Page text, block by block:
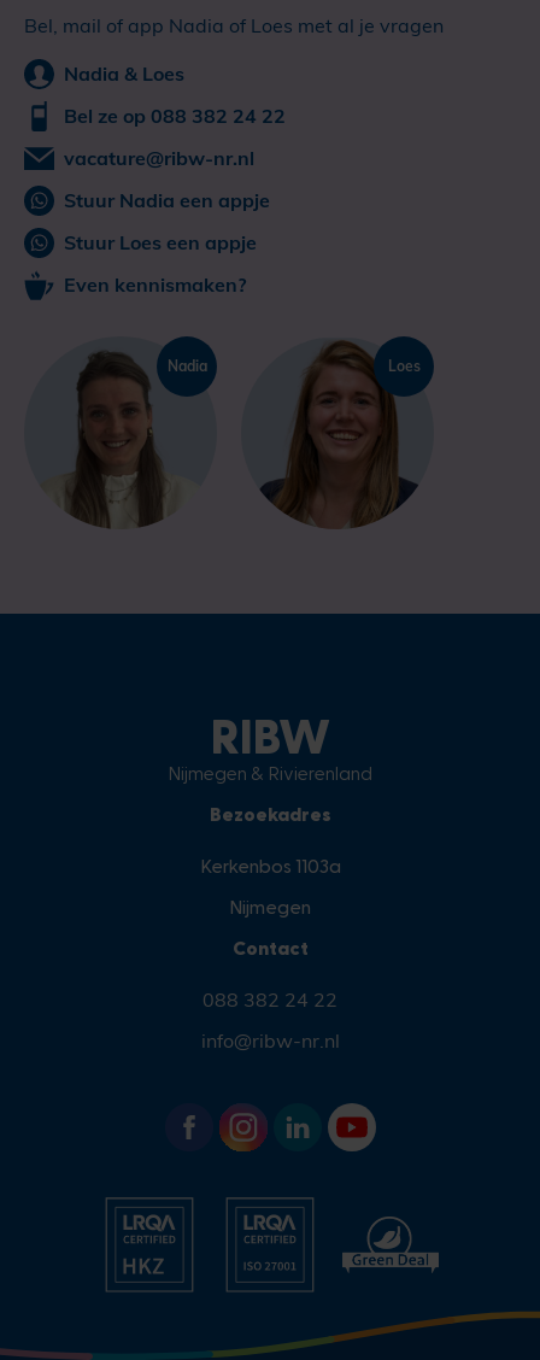
Bel, mail of app Nadia of Loes met al je vragen
Nadia & Loes
Bel ze op 088 382 24 22
vacature@ribw-nr.nl
Stuur Nadia een appje
Stuur Loes een appje
Even kennismaken?
Nadia Loes
RIBW
Nijmegen & Rivierenland
Bezoekadres
Kerkenbos 1103a
Nijmegen
Contact
088 382 24 22
info@ribw-nr.nl